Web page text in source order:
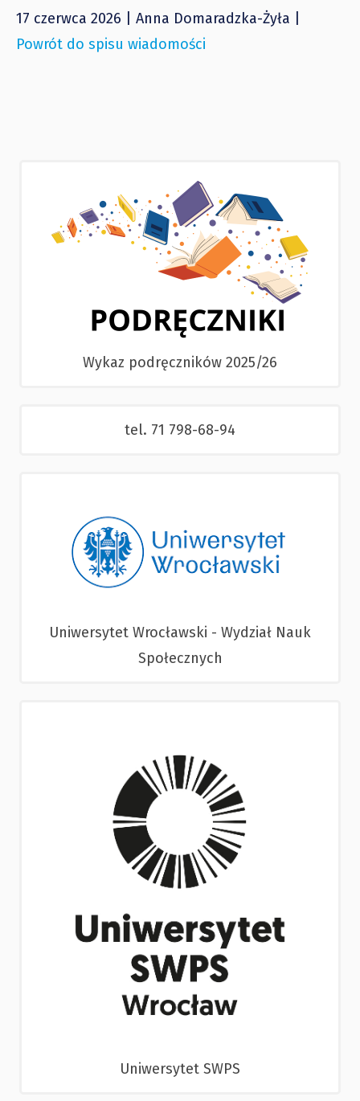
17 czerwca 2026 | Anna Domaradzka-Żyła |
Powrót do spisu wiadomości
Wykaz podręczników 2025/26
tel. 71 798-68-94
Uniwersytet Wrocławski - Wydział Nauk
Społecznych
Uniwersytet SWPS